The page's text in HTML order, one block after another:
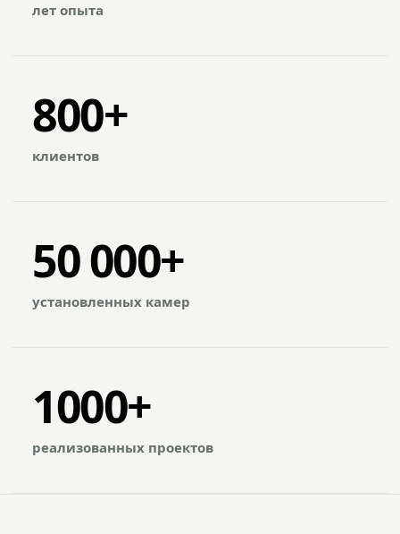
лет опыта
800+
клиентов
50 000+
установленных камер
1000+
реализованных проектов